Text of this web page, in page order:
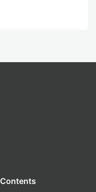
Contents